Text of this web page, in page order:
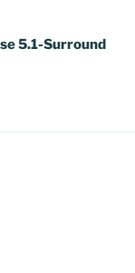
5.1-Surround